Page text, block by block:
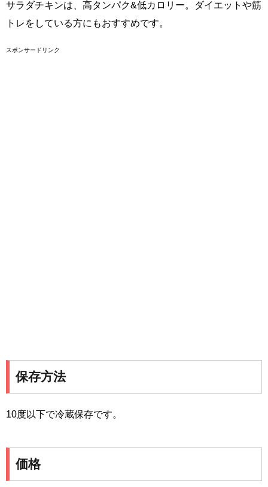
サラダチキンは、高タンパク&低カロリー。ダイエットや筋
トレをしている方にもおすすめです。
スポンサードリンク
保存方法
10度以下で冷蔵保存です。
価格